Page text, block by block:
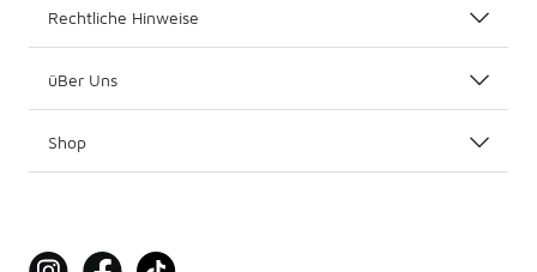
Rechtliche Hinweise
üBer Uns
Shop